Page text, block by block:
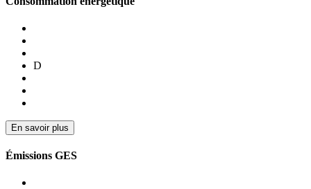
D
En savoir plus
Émissions GES